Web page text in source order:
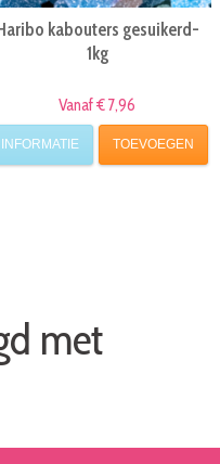
kabouters gesuikerd-
1kg
Vanaf € 7,96
INFORMATIE TOEVOEGEN
met